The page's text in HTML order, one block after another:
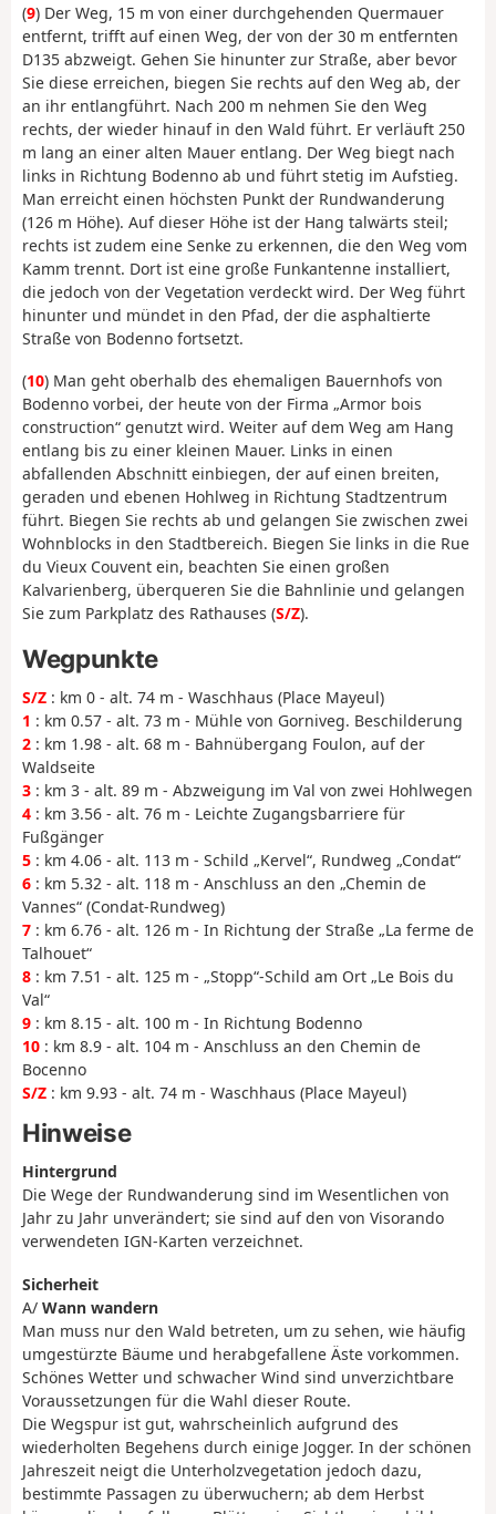
(9) Der Weg, 15 m von einer durchgehenden Quermauer
entfernt, trifft auf einen Weg, der von der 30 m entfernten
D135 abzweigt. Gehen Sie hinunter zur Straße, aber bevor
Sie diese erreichen, biegen Sie rechts auf den Weg ab, der
an ihr entlangführt. Nach 200 m nehmen Sie den Weg
rechts, der wieder hinauf in den Wald führt. Er verläuft 250
m lang an einer alten Mauer entlang. Der Weg biegt nach
links in Richtung Bodenno ab und führt stetig im Aufstieg.
Man erreicht einen höchsten Punkt der Rundwanderung
(126 m Höhe). Auf dieser Höhe ist der Hang talwärts steil;
rechts ist zudem eine Senke zu erkennen, die den Weg vom
Kamm trennt. Dort ist eine große Funkantenne installiert,
die jedoch von der Vegetation verdeckt wird. Der Weg führt
hinunter und mündet in den Pfad, der die asphaltierte
Straße von Bodenno fortsetzt.
(10) Man geht oberhalb des ehemaligen Bauernhofs von
Bodenno vorbei, der heute von der Firma „Armor bois
construction“ genutzt wird. Weiter auf dem Weg am Hang
entlang bis zu einer kleinen Mauer. Links in einen
abfallenden Abschnitt einbiegen, der auf einen breiten,
geraden und ebenen Hohlweg in Richtung Stadtzentrum
führt. Biegen Sie rechts ab und gelangen Sie zwischen zwei
Wohnblocks in den Stadtbereich. Biegen Sie links in die Rue
du Vieux Couvent ein, beachten Sie einen großen
Kalvarienberg, überqueren Sie die Bahnlinie und gelangen
Sie zum Parkplatz des Rathauses (S/Z).
Wegpunkte
S/Z : km 0 - alt. 74 m - Waschhaus (Place Mayeul)
1 : km 0.57 - alt. 73 m - Mühle von Gorniveg. Beschilderung
2 : km 1.98 - alt. 68 m - Bahnübergang Foulon, auf der
Waldseite
3 : km 3 - alt. 89 m - Abzweigung im Val von zwei Hohlwegen
4 : km 3.56 - alt. 76 m - Leichte Zugangsbarriere für
Fußgänger
5 : km 4.06 - alt. 113 m - Schild „Kervel“, Rundweg „Condat“
6 : km 5.32 - alt. 118 m - Anschluss an den „Chemin de
Vannes“ (Condat-Rundweg)
7 : km 6.76 - alt. 126 m - In Richtung der Straße „La ferme de
Talhouet“
8 : km 7.51 - alt. 125 m - „Stopp“-Schild am Ort „Le Bois du
Val“
9 : km 8.15 - alt. 100 m - In Richtung Bodenno
10 : km 8.9 - alt. 104 m - Anschluss an den Chemin de
Bocenno
S/Z : km 9.93 - alt. 74 m - Waschhaus (Place Mayeul)
Hinweise
Hintergrund
Die Wege der Rundwanderung sind im Wesentlichen von
Jahr zu Jahr unverändert; sie sind auf den von Visorando
verwendeten IGN-Karten verzeichnet.
Sicherheit
A/ Wann wandern
Man muss nur den Wald betreten, um zu sehen, wie häufig
umgestürzte Bäume und herabgefallene Äste vorkommen.
Schönes Wetter und schwacher Wind sind unverzichtbare
Voraussetzungen für die Wahl dieser Route.
Die Wegspur ist gut, wahrscheinlich aufgrund des
wiederholten Begehens durch einige Jogger. In der schönen
Jahreszeit neigt die Unterholzvegetation jedoch dazu,
bestimmte Passagen zu überwuchern; ab dem Herbst